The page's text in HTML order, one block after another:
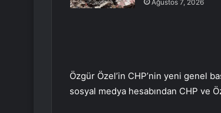
Ağustos 7, 2026
Özgür Özel’in CHP’nin yeni genel
sosyal medya hesabından CHP ve